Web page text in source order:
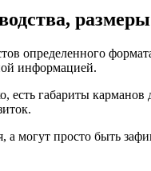
размеры
определенного
информацией.
есть габариты карманов
могут просто быть